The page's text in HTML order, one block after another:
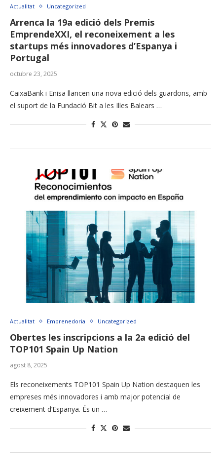
Actualitat Uncategorized
Arrenca la 19a edició dels Premis
EmprendeXXI, el reconeixement a les
startups més innovadores d’Espanya i
Portugal
octubre 23, 2025
CaixaBank i Enisa llancen una nova edició dels guardons, amb
el suport de la Fundació Bit a les Illes Balears …
Actualitat Emprenedoria Uncategorized
Obertes les inscripcions a la 2a edició del
TOP101 Spain Up Nation
agost 8, 2025
Els reconeixements TOP101 Spain Up Nation destaquen les
empreses més innovadores i amb major potencial de
creixement d’Espanya. És un …